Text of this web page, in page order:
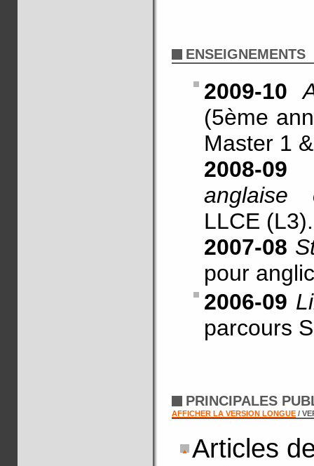
ENSEIGNEMENTS
2009-10
(5ème
Master 1
2008-09
anglaise
LLCE (L3).
2007-08
pour
2006-09
parcours
PRINCIPALES
AFFICHER LA VERSION LONGUE /
Articles